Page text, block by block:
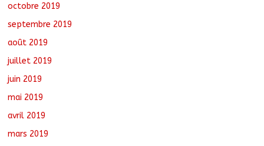
octobre 2019
septembre 2019
août 2019
juillet 2019
juin 2019
mai 2019
avril 2019
mars 2019